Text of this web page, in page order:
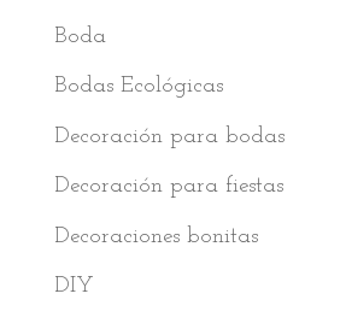
Boda
Bodas Ecológicas
Decoración para bodas
Decoración para fiestas
Decoraciones bonitas
DIY